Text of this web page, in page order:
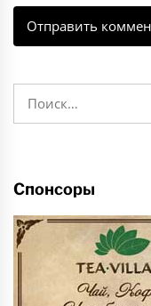
Найти:
Спонсоры